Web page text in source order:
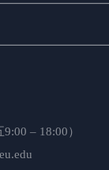
– 18:00）